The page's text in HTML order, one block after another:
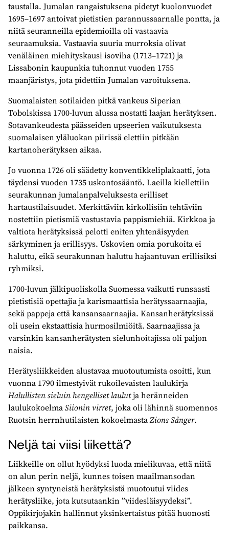
taustalla. Jumalan rangaistuksena pidetyt kuolonvuodet
1695–1697 antoivat pietistien parannussaarnalle pontta, ja
niitä seuranneilla epidemioilla oli vastaavia
seuraamuksia. Vastaavia suuria murroksia olivat
venäläinen miehityskausi isoviha (1713–1721) ja
Lissabonin kaupunkia tuhonnut vuoden 1755
maanjäristys, jota pidettiin Jumalan varoituksena.
Suomalaisten sotilaiden pitkä vankeus Siperian
Tobolskissa 1700-luvun alussa nostatti laajan herätyksen.
Sotavankeudesta päässeiden upseerien vaikutuksesta
suomalaisen yläluokan piirissä elettiin pitkään
kartanoherätyksen aikaa.
Jo vuonna 1726 oli säädetty konventikkeliplakaatti, jota
täydensi vuoden 1735 uskontosääntö. Laeilla kiellettiin
seurakunnan jumalanpalveluksesta erilliset
hartaustilaisuudet. Merkittäviin kirkollisiin tehtäviin
nostettiin pietismiä vastustavia pappismiehiä. Kirkkoa ja
valtiota herätyksissä pelotti eniten yhtenäisyyden
särkyminen ja erillisyys. Uskovien omia porukoita ei
haluttu, eikä seurakunnan haluttu hajaantuvan erillisiksi
ryhmiksi.
1700-luvun jälkipuoliskolla Suomessa vaikutti runsaasti
pietistisiä opettajia ja karismaattisia herätyssaarnaajia,
sekä pappeja että kansansaarnaajia. Kansanherätyksissä
oli usein ekstaattisia hurmosilmiöitä. Saarnaajissa ja
varsinkin kansanherätysten sielunhoitajissa oli paljon
naisia.
Herätysliikkeiden alustavaa muotoutumista osoitti, kun
vuonna 1790 ilmestyivät rukoilevaisten laulukirja
Halullisten sieluin hengelliset laulutja heränneiden
laulukokoelmaSiionin virret, joka oli lähinnä suomennos
Ruotsin herrnhutilaisten kokoelmastaZions Sånger.
Neljä tai viisi liikettä?
Liikkeille on ollut hyödyksi luoda mielikuvaa, että niitä
on alun perin neljä, kunnes toisen maailmansodan
jälkeen syntyneistä herätyksistä muotoutui viides
herätysliike, jota kutsutaankin ”viidesläisyydeksi”.
Oppikirjojakin hallinnut yksinkertaistus pitää huonosti
paikkansa.